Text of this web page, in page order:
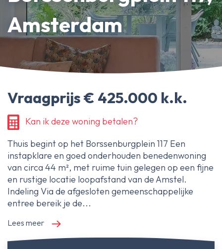
Amsterdam
Vraagprijs € 425.000 k.k.
Kan ik deze woning betalen?
Thuis begint op het Borssenburgplein 117 Een
instapklare en goed onderhouden benedenwoning
van circa 44 m², met ruime tuin gelegen op een fijne
en rustige locatie loopafstand van de Amstel.
Indeling Via de afgesloten gemeenschappelijke
entree bereik je de...
Lees meer
Erfpachtdeskundige
Gerechtelijke deskundige
Over Ameo makelaars
Onze reviews
Contact